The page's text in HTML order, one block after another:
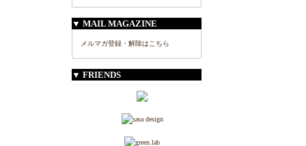
▼ MAIL MAGAZINE
メルマガ登録・解除はこちら
▼ FRIENDS